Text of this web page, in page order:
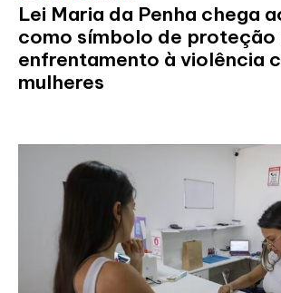
Lei Maria da Penha chega
como símbolo de proteção
enfrentamento à violência
mulheres